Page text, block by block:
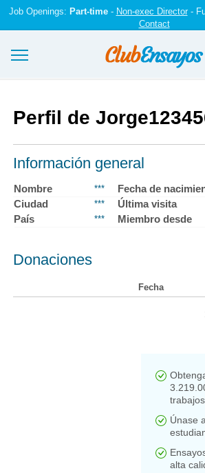
Job Openings: Part-time- Non-exec Director-
Contact
Registrarse
Iniciar sesión
Contáctenos
Perfil de
Información general
Nombre ***
Fecha de
Ciudad
***
Última visita
País
*** Miembro desde
Donaciones
Fecha
trabajos
Únase
alta